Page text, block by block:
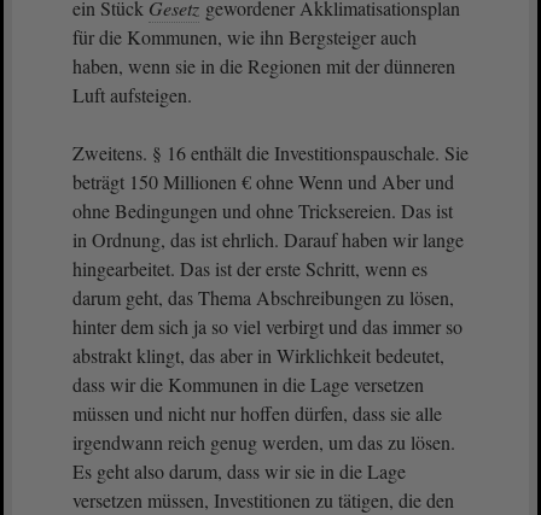
ein Stück Gesetz gewordener Akklimatisationsplan
für die Kommunen, wie ihn Bergsteiger auch
haben, wenn sie in die Regionen mit der dünneren
Luft aufsteigen.
Zweitens. § 16 enthält die Investitionspauschale. Sie
beträgt 150 Millionen € ohne Wenn und Aber und
ohne Bedingungen und ohne Tricksereien. Das ist
in Ordnung, das ist ehrlich. Darauf haben wir lange
hingearbeitet. Das ist der erste Schritt, wenn es
darum geht, das Thema Abschreibungen zu lösen,
hinter dem sich ja so viel verbirgt und das immer so
abstrakt klingt, das aber in Wirklichkeit bedeutet,
dass wir die Kommunen in die Lage versetzen
müssen und nicht nur hoffen dürfen, dass sie alle
irgendwann reich genug werden, um das zu lösen.
Es geht also darum, dass wir sie in die Lage
versetzen müssen, Investitionen zu tätigen, die den